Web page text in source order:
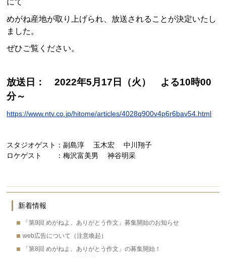
にて
めがね産地が取り上げられ、放送されることが決定いたし
ました。
ぜひご覧ください。
放送日： 2022年5月17日（火） よる10時00
分～
https://www.ntv.co.jp/hitome/articles/4028q900v4p6r6bav54.html
スタジオゲスト：副島淳 玉木宏 中川翔子
ロケゲスト ：梅沢富美男 神谷明采
新着情報
「第9回 めがねよ、ありがとう作文」募集開始のお知らせ
web広告について（注意喚起）
「第8回 めがねよ、ありがとう作文」の募集開始！